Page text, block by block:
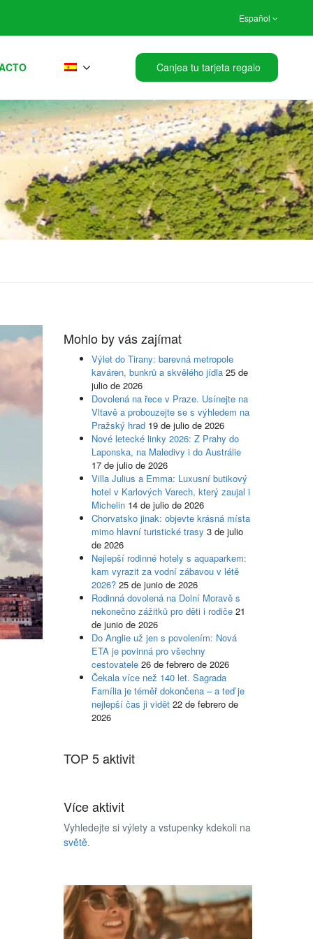
Español
Canjea tu tarjeta regalo
Mohlo by vás zajímat
Výlet do Tirany: barevná metropole
kaváren, bunkrů a skvělého jídla 25 de
julio de 2026
Dovolená na řece v Praze. Usínejte na
Vltavě a probouzejte se s výhledem na
Pražský hrad 19 de julio de 2026
Nové letecké linky 2026: Z Prahy do
Laponska, na Maledivy i do Austrálie
17 de julio de 2026
Villa Julius a Emma: Luxusní butikový
hotel v Karlových Varech, který zaujal i
Michelin 14 de julio de 2026
Chorvatsko jinak: objevte krásná místa
mimo hlavní turistické trasy 3 de julio
de 2026
Nejlepší rodinné hotely s aquaparkem:
kam vyrazit za vodní zábavou v létě
2026? 25 de junio de 2026
Rodinná dovolená na Dolní Moravě s
nekonečno zážitků pro děti i rodiče 21
de junio de 2026
Do Anglie už jen s povolením: Nová
ETA je povinná pro všechny
cestovatele 26 de febrero de 2026
Čekala více než 140 let. Sagrada
Família je téměř dokončena – a teď je
nejlepší čas ji vidět 22 de febrero de
2026
TOP 5 aktivit
Více aktivit
Vyhledejte si výlety a vstupenky kdekoli na
světě.